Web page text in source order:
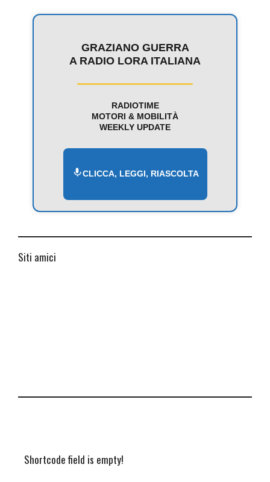
GRAZIANO GUERRA
A RADIO LORA ITALIANA
RADIOTIME
MOTORI & MOBILITÀ
WEEKLY UPDATE
CLICCA, LEGGI, RIASCOLTA
Siti amici
Shortcode field is empty!